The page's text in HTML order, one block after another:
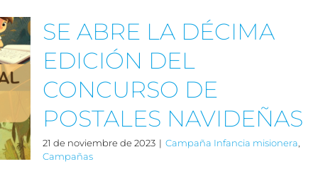
SE ABRE LA DÉCIMA
EDICIÓN DEL
CONCURSO DE
POSTALES NAVIDEÑAS
21 de noviembre de 2023 | Campaña Infancia misionera
Campañas